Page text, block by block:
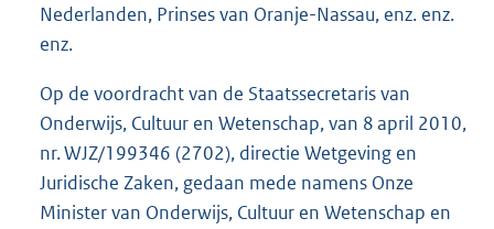
:
2
K
Nederlanden, Prinses van Oranje-Nassau, enz. enz.
enz.
Op de voordracht van de Staatssecretaris van
Onderwijs, Cultuur en Wetenschap, van 8 april 2010,
nr. WJZ/199346 (2702), directie Wetgeving en
Juridische Zaken, gedaan mede namens Onze
Minister van Onderwijs, Cultuur en Wetenschap en